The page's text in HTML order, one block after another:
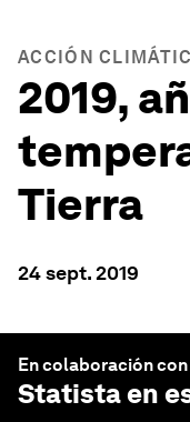
ACCIÓN
2019,
Tierra
24 sept. 2019
En colaboración con
Statista en